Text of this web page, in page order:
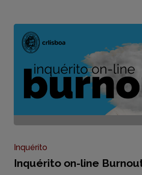
line
Inquérito
Inquérito on-line